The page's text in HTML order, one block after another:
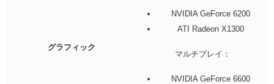
グラフィック
NVIDIA GeForce 6200
ATI Radeon X1300
マルチプレイ：
NVIDIA GeForce 6600